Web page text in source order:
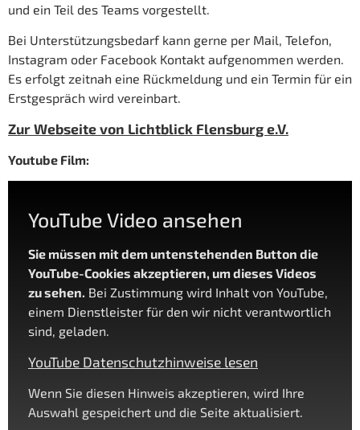
und ein Teil des Teams vorgestellt.
Bei Unterstützungsbedarf kann gerne per Mail, Telefon,
Instagram oder Facebook Kontakt aufgenommen werden.
Es erfolgt zeitnah eine Rückmeldung und ein Termin für ein
Erstgespräch wird vereinbart.
Zur Webseite von Lichtblick Flensburg e.V.
Youtube Film:
YouTube Video ansehen
Sie müssen mit dem untenstehenden Button die
YouTube-Cookies akzeptieren, um dieses Videos
zu sehen. Bei Zustimmung wird Inhalt von YouTube,
einem Dienstleister für den wir nicht verantwortlich
sind, geladen.
YouTube Datenschutzhinweise lesen
Wenn Sie diesen Hinweis akzeptieren, wird Ihre
Auswahl gespeichert und die Seite aktualisiert.